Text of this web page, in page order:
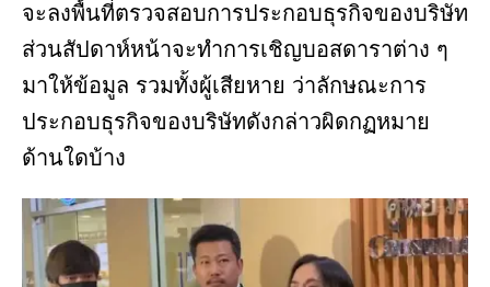
จะลงพื้นที่ตรวจสอบการประกอบธุรกิจของบริษัท
ส่วนสัปดาห์หน้าจะทำการเชิญบอสดาราต่าง ๆ
มาให้ข้อมูล รวมทั้งผู้เสียหาย ว่าลักษณะการ
ประกอบธุรกิจของบริษัทดังกล่าวผิดกฏหมาย
ด้านใดบ้าง